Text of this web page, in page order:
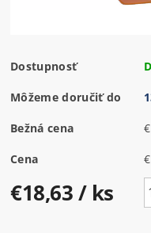
Dostupnosť
Môžeme doručiť do
Bežná cena
Cena
€18,63/ ks